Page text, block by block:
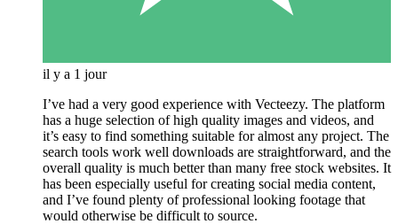
il y a 1 jour
I’ve had a very good experience with Vecteezy. The platform
has a huge selection of high quality images and videos, and
it’s easy to find something suitable for almost any project. The
search tools work well downloads are straightforward, and the
overall quality is much better than many free stock websites. It
has been especially useful for creating social media content,
and I’ve found plenty of professional looking footage that
would otherwise be difficult to source.